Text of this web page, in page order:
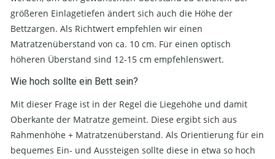
größeren Einlagetiefen ändert sich auch die Höhe der
Bettzargen. Als Richtwert empfehlen wir einen
Matratzenüberstand von ca. 10 cm. Für einen optisch
höheren Überstand sind 12-15 cm empfehlenswert.
Wie hoch sollte ein Bett sein?
Mit dieser Frage ist in der Regel die Liegehöhe und damit
Oberkante der Matratze gemeint. Diese ergibt sich aus
Rahmenhöhe + Matratzenüberstand. Als Orientierung für ein
bequemes Ein- und Aussteigen sollte diese in etwa so hoch